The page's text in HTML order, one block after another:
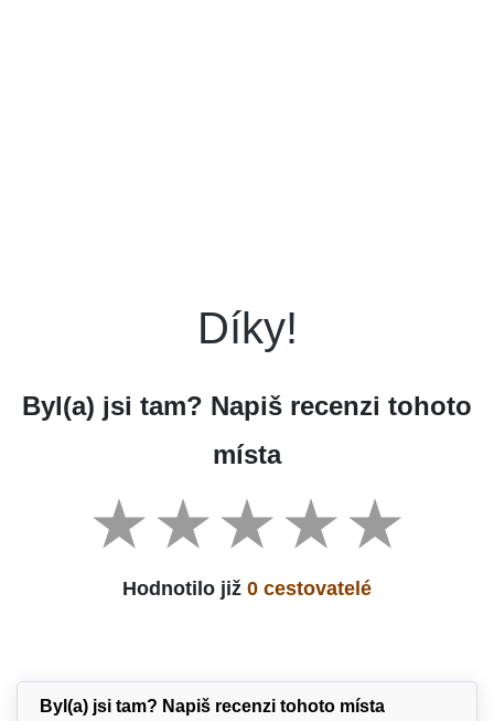
Díky!
Byl(a) jsi tam? Napiš recenzi tohoto
místa
Hodnotilo již 0 cestovatelé
Byl(a) jsi tam? Napiš recenzi tohoto místa